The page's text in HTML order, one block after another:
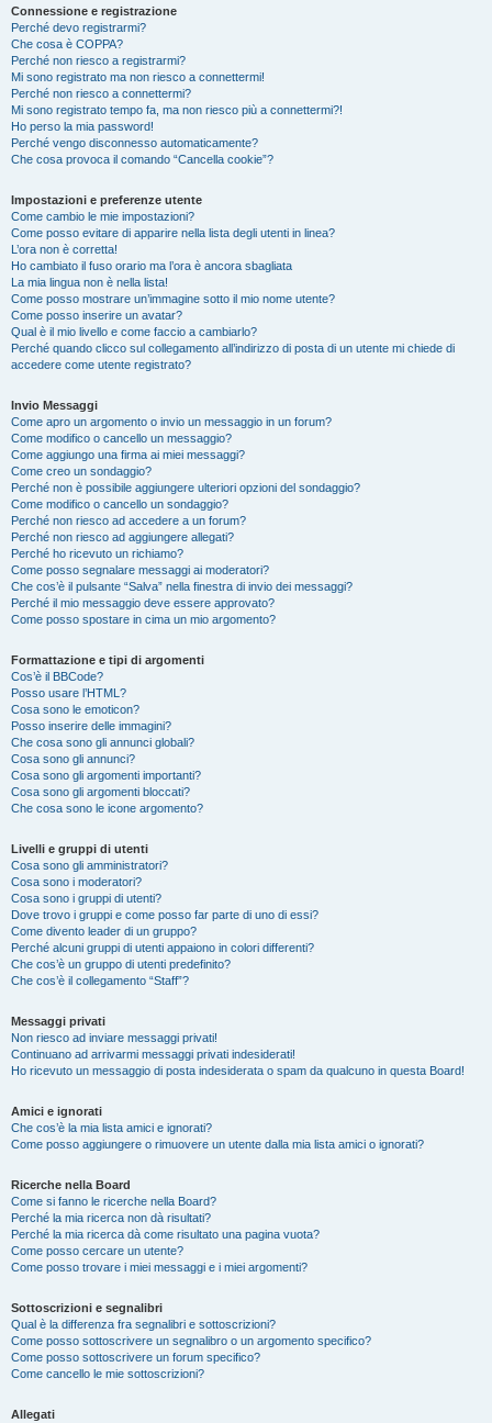
Connessione e registrazione
Perché devo registrarmi?
Che cosa è COPPA?
Perché non riesco a registrarmi?
Mi sono registrato ma non riesco a connettermi!
Perché non riesco a connettermi?
Mi sono registrato tempo fa, ma non riesco più a connettermi?!
Ho perso la mia password!
Perché vengo disconnesso automaticamente?
Che cosa provoca il comando “Cancella cookie”?
Impostazioni e preferenze utente
Come cambio le mie impostazioni?
Come posso evitare di apparire nella lista degli utenti in linea?
L’ora non è corretta!
Ho cambiato il fuso orario ma l’ora è ancora sbagliata
La mia lingua non è nella lista!
Come posso mostrare un’immagine sotto il mio nome utente?
Come posso inserire un avatar?
Qual è il mio livello e come faccio a cambiarlo?
Perché quando clicco sul collegamento all’indirizzo di posta di un utente mi chiede di
accedere come utente registrato?
Invio Messaggi
Come apro un argomento o invio un messaggio in un forum?
Come modifico o cancello un messaggio?
Come aggiungo una firma ai miei messaggi?
Come creo un sondaggio?
Perché non è possibile aggiungere ulteriori opzioni del sondaggio?
Come modifico o cancello un sondaggio?
Perché non riesco ad accedere a un forum?
Perché non riesco ad aggiungere allegati?
Perché ho ricevuto un richiamo?
Come posso segnalare messaggi ai moderatori?
Che cos’è il pulsante “Salva” nella finestra di invio dei messaggi?
Perché il mio messaggio deve essere approvato?
Come posso spostare in cima un mio argomento?
Formattazione e tipi di argomenti
Cos’è il BBCode?
Posso usare l’HTML?
Cosa sono le emoticon?
Posso inserire delle immagini?
Che cosa sono gli annunci globali?
Cosa sono gli annunci?
Cosa sono gli argomenti importanti?
Cosa sono gli argomenti bloccati?
Che cosa sono le icone argomento?
Livelli e gruppi di utenti
Cosa sono gli amministratori?
Cosa sono i moderatori?
Cosa sono i gruppi di utenti?
Dove trovo i gruppi e come posso far parte di uno di essi?
Come divento leader di un gruppo?
Perché alcuni gruppi di utenti appaiono in colori differenti?
Che cos’è un gruppo di utenti predefinito?
Che cos’è il collegamento “Staff”?
Messaggi privati
Non riesco ad inviare messaggi privati!
Continuano ad arrivarmi messaggi privati indesiderati!
Ho ricevuto un messaggio di posta indesiderata o spam da qualcuno in questa Board!
Amici e ignorati
Che cos’è la mia lista amici e ignorati?
Come posso aggiungere o rimuovere un utente dalla mia lista amici o ignorati?
Ricerche nella Board
Come si fanno le ricerche nella Board?
Perché la mia ricerca non dà risultati?
Perché la mia ricerca dà come risultato una pagina vuota?
Come posso cercare un utente?
Come posso trovare i miei messaggi e i miei argomenti?
Sottoscrizioni e segnalibri
Qual è la differenza fra segnalibri e sottoscrizioni?
Come posso sottoscrivere un segnalibro o un argomento specifico?
Come posso sottoscrivere un forum specifico?
Come cancello le mie sottoscrizioni?
Allegati